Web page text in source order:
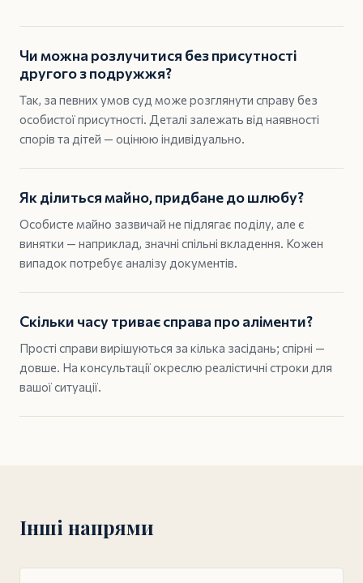
Чи можна розлучитися без присутності
другого з подружжя?
Так, за певних умов суд може розглянути справу без
особистої присутності. Деталі залежать від наявності
спорів та дітей — оцінюю індивідуально.
Як ділиться майно, придбане до шлюбу?
Особисте майно зазвичай не підлягає поділу, але є
винятки — наприклад, значні спільні вкладення. Кожен
випадок потребує аналізу документів.
Скільки часу триває справа про аліменти?
Прості справи вирішуються за кілька засідань; спірні —
довше. На консультації окреслю реалістичні строки для
вашої ситуації.
Інші напрями